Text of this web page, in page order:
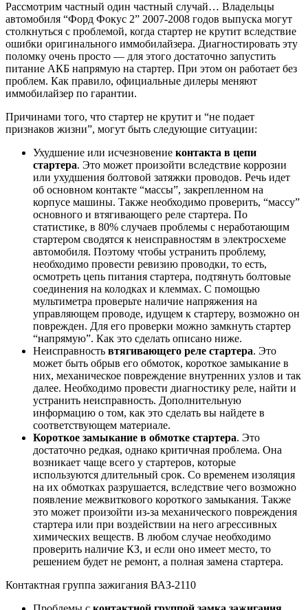
Рассмотрим частный один частный случай… Владельцы
автомобиля “Форд Фокус 2” 2007-2008 годов выпуска могут
столкнуться с проблемой, когда стартер не крутит вследствие
ошибки оригинального иммобилайзера. Диагностировать эту
поломку очень просто — для этого достаточно запустить
питание АКБ напрямую на стартер. При этом он работает без
проблем. Как правило, официальные дилеры меняют
иммобилайзер по гарантии.
Причинами того, что стартер не крутит и “не подает
признаков жизни”, могут быть следующие ситуации:
Ухудшение или исчезновение контакта в цепи
стартера. Это может произойти вследствие коррозии
или ухудшения болтовой затяжки проводов. Речь идет
об основном контакте “массы”, закрепленном на
корпусе машины. Также необходимо проверить, “массу”
основного и втягивающего реле стартера. По
статистике, в 80% случаев проблемы с неработающим
стартером сводятся к неисправностям в электросхеме
автомобиля. Поэтому чтобы устранить проблему,
необходимо провести ревизию проводки, то есть,
осмотреть цепь питания стартера, подтянуть болтовые
соединения на колодках и клеммах. С помощью
мультиметра проверьте наличие напряжения на
управляющем проводе, идущем к стартеру, возможно он
поврежден. Для его проверки можно замкнуть стартер
“напрямую”. Как это сделать описано ниже.
Неисправность втягивающего реле стартера. Это
может быть обрыв его обмоток, короткое замыкание в
них, механическое повреждение внутренних узлов и так
далее. Необходимо провести диагностику реле, найти и
устранить неисправность. Дополнительную
информацию о том, как это сделать вы найдете в
соответствующем материале.
Короткое замыкание в обмотке стартера. Это
достаточно редкая, однако критичная проблема. Она
возникает чаще всего у стартеров, которые
используются длительный срок. Со временем изоляция
на их обмотках разрушается, вследствие чего возможно
появление межвиткового короткого замыкания. Также
это может произойти из-за механического повреждения
стартера или при воздействии на него агрессивных
химических веществ. В любом случае необходимо
проверить наличие КЗ, и если оно имеет место, то
решением будет не ремонт, а полная замена стартера.
Контактная группа зажигания ВАЗ-2110